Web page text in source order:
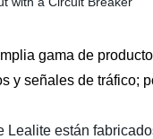
gama de
y señales de tráfico;
Lealite están